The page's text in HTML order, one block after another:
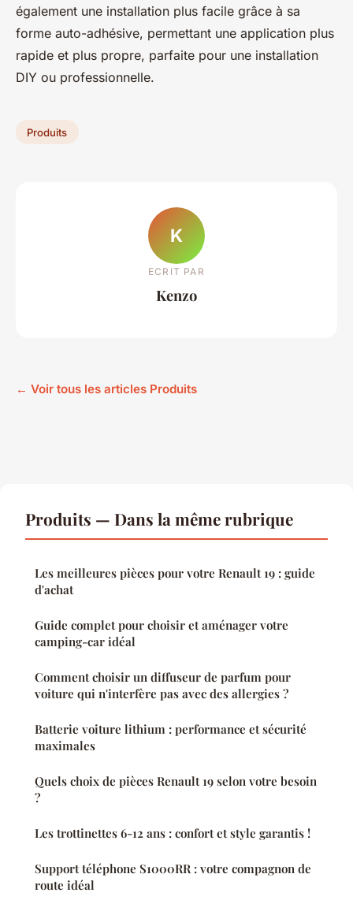
également une installation plus facile grâce à sa
forme auto-adhésive, permettant une application plus
rapide et plus propre, parfaite pour une installation
DIY ou professionnelle.
Produits
K
ECRIT PAR
Kenzo
← Voir tous les articles Produits
Produits — Dans la même rubrique
Les meilleures pièces pour votre Renault 19 : guide
d'achat
Guide complet pour choisir et aménager votre
camping-car idéal
Comment choisir un diffuseur de parfum pour
voiture qui n'interfère pas avec des allergies ?
Batterie voiture lithium : performance et sécurité
maximales
Quels choix de pièces Renault 19 selon votre besoin
?
Les trottinettes 6-12 ans : confort et style garantis !
Support téléphone S1000RR : votre compagnon de
route idéal